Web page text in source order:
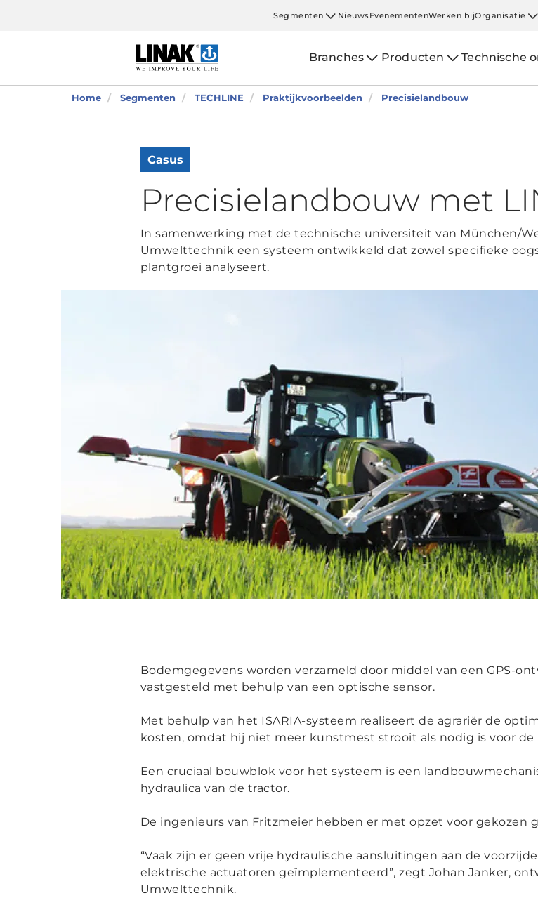
Segmenten NieuwsEvenementenWerken bijOrganisatie
Branches Producten Technische
Home Segmenten TECHLINE Praktijkvoorbeelden Precisielandbouw
Casus
Precisielandbouw met
In samenwerking met de technische universiteit van München/
Umwelttechnik een systeem ontwikkeld dat zowel specifieke
plantgroei analyseert.
Bodemgegevens worden verzameld door middel van een GPS-
vastgesteld met behulp van een optische sensor.
Met behulp van het ISARIA-systeem realiseert de agrariër de
kosten, omdat hij niet meer kunstmest strooit als nodig is voor de
Een cruciaal bouwblok voor het systeem is een
hydraulica van de tractor.
De ingenieurs van Fritzmeier hebben er met opzet voor gekozen
“Vaak zijn er geen vrije hydraulische aansluitingen aan de
elektrische actuatoren geïmplementeerd”, zegt Johan Janker,
Umwelttechnik.